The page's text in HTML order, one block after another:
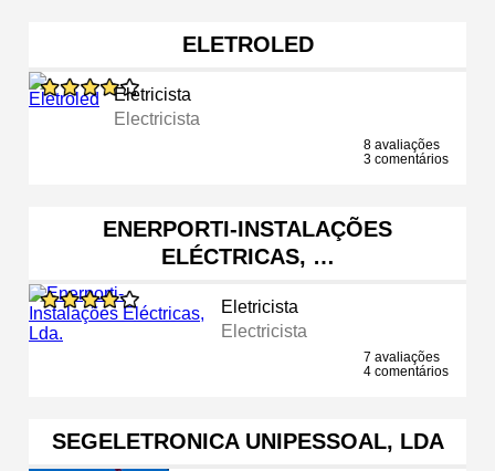
ELETROLED
Eletricista
Electricista
8 avaliações
3 comentários
ENERPORTI-INSTALAÇÕES
ELÉCTRICAS, …
Eletricista
Electricista
7 avaliações
4 comentários
SEGELETRONICA UNIPESSOAL, LDA